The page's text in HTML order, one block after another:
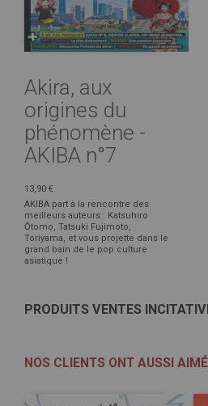
Akira, aux
origines du
phénomène -
AKIBA n°7
13,90 €
AKIBA part à la rencontre des
meilleurs auteurs : Katsuhiro
Ōtomo, Tatsuki Fujimoto,
Toriyama, et vous projette dans le
grand bain de le pop culture
asiatique !
PRODUITS VENTES
NOS CLIENTS ONT AUSSI AIMÉ